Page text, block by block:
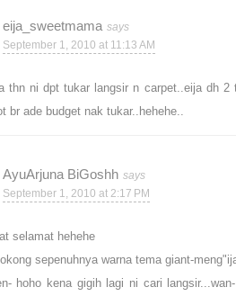
eija_sweetmama
September 1, 2010 at 11:13 AM
thn ni dpt tukar langsir n carpet..eija dh 2
br ade budget nak tukar..hehehe..
AyuArjuna BiGoshh
September 1, 2010 at 2:17 PM
selamat hehehe
sepenuhnya warna tema giant-
hoho kena gigih lagi ni cari